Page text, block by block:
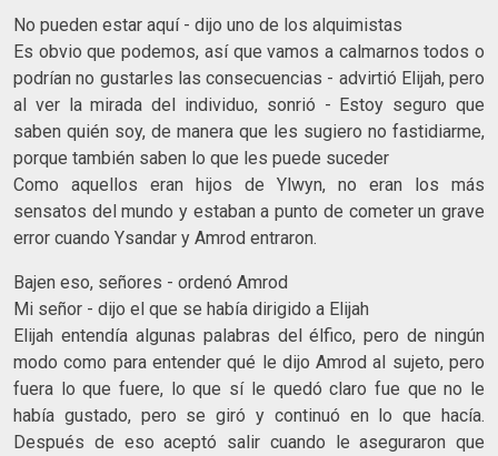
No pueden estar aquí - dijo uno de los alquimistas
Es obvio que podemos, así que vamos a calmarnos todos o
podrían no gustarles las consecuencias - advirtió Elijah, pero
al ver la mirada del individuo, sonrió - Estoy seguro que
saben quién soy, de manera que les sugiero no fastidiarme,
porque también saben lo que les puede suceder
Como aquellos eran hijos de Ylwyn, no eran los más
sensatos del mundo y estaban a punto de cometer un grave
error cuando Ysandar y Amrod entraron.
Bajen eso, señores - ordenó Amrod
Mi señor - dijo el que se había dirigido a Elijah
Elijah entendía algunas palabras del élfico, pero de ningún
modo como para entender qué le dijo Amrod al sujeto, pero
fuera lo que fuere, lo que sí le quedó claro fue que no le
había gustado, pero se giró y continuó en lo que hacía.
Después de eso aceptó salir cuando le aseguraron que